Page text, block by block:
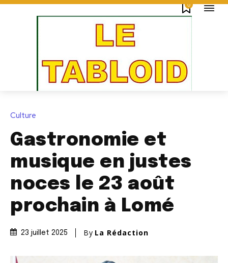
0
Culture
Gastronomie et
musique en justes
noces le 23 août
prochain à Lomé
23 juillet 2025 By La Rédaction